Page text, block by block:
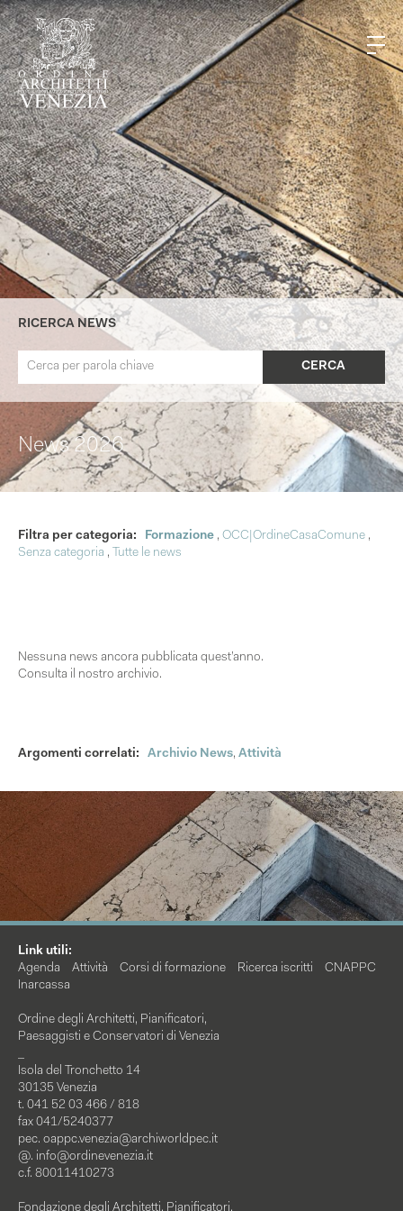
RICERCA NEWS
News 2026
Filtra per categoria: Formazione , OCC|OrdineCasaComune ,
Senza categoria , Tutte le news
Nessuna news ancora pubblicata quest’anno.
Consulta il nostro archivio.
Argomenti correlati: Archivio News, Attività
Link utili:
Agenda
Attività Corsi di formazione Ricerca iscritti
CNAPPC
Inarcassa
Ordine degli Architetti, Pianificatori,
Paesaggisti e Conservatori di Venezia
Isola del Tronchetto 14
30135 Venezia
t. 041 52 03 466 / 818
fax 041/5240377
pec. oappc.venezia@archiworldpec.it
@. info@ordinevenezia.it
c.f. 80011410273
Fondazione degli Architetti, Pianificatori,